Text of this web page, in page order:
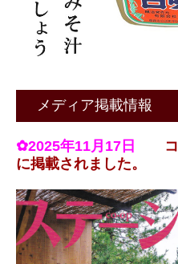
メディア掲載情報
✿2025年11月17日
に掲載されました。